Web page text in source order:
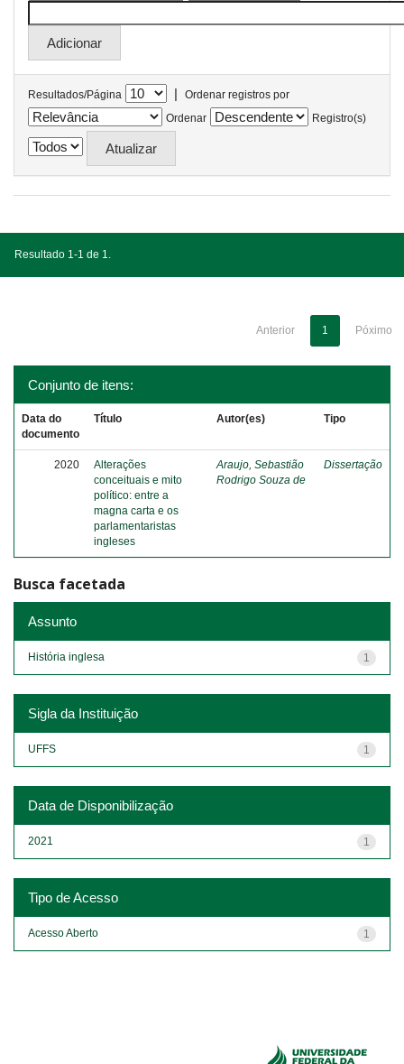
Resultados/Página |
Ordenar registros por
Ordenar
Registro(s)
Resultado 1-1 de 1.
Anterior 1 Póximo
Conjunto de itens:
Data do
documento
Título Autor(es) Tipo
2020
Alterações
conceituais e mito
político: entre a
magna carta e os
parlamentaristas
ingleses
Araujo, Sebastião
Rodrigo Souza de
Dissertação
Busca facetada
Assunto
1
História inglesa
Sigla da Instituição
1
UFFS
Data de Disponibilização
1
2021
Tipo de Acesso
1
Acesso Aberto